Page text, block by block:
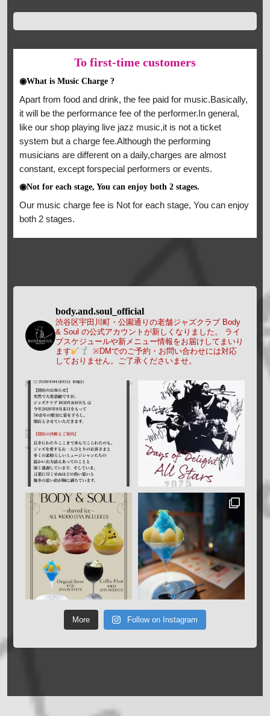
To first-time customers
◉What is Music Charge ?
Apart from food and drink, the fee paid for music.Basically,
it will be the performance fee of the performer.In general,
like our shop playing live jazz music,it is not a ticket
system but a charge fee.Although the performing
musicians are different on a daily,charges are almost
constant, except forspecial performers or events.
◉Not for each stage, You can enjoy both 2 stages.
Our music charge fee is Not for each stage, You can enjoy
both 2 stages.
body.and.soul_official
渋谷区宇田川町・公園通りの老舗ジャズクラブ Body
& Soul の公式アカウントが新しくなりました。
ライ
ブスケジュールや新メニュー情報をお届けしてまいり
ます
※DMでのご予約・お問い合わせには対応
しておりません。ご了承くださいませ。
More Follow on Instagram